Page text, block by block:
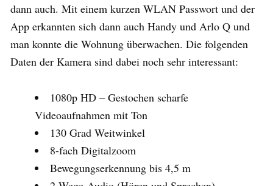
dann auch. Mit einem kurzen WLAN Passwort und der
App erkannten sich dann auch Handy und Arlo Q und
man konnte die Wohnung überwachen. Die folgenden
Daten der Kamera sind dabei noch sehr interessant:
1080p HD – Gestochen scharfe
Videoaufnahmen mit Ton
130 Grad Weitwinkel
8-fach Digitalzoom
Bewegungserkennung bis 4,5 m